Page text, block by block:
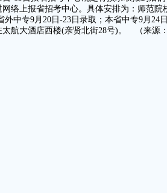
络上报省招考中心。具体安排为：师范院
外中专9月20日-23日录取；本省中专9月24
太航大酒店西楼(亲贤北街28号)。 （来源